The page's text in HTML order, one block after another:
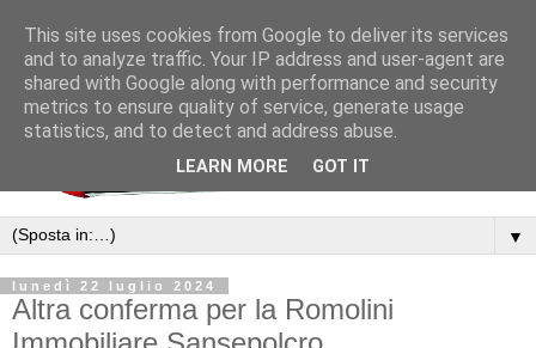
▼
lunedì 22 luglio 2024
Altra conferma per la Romolini
This site uses cookies from Google to deliver its services
and to analyze traffic. Your IP address and user-agent are
shared with Google along with performance and security
metrics to ensure quality of service, generate usage
statistics, and to detect and address abuse.
LEARN MORE GOT IT